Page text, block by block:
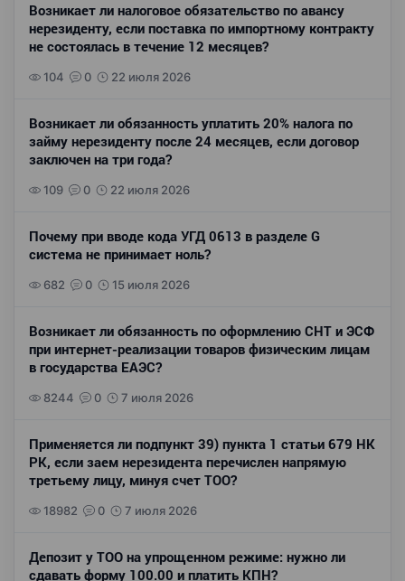
Возникает ли налоговое обязательство по авансу
нерезиденту, если поставка по импортному контракту
не состоялась в течение 12 месяцев?
104 0 22 июля 2026
Возникает ли обязанность уплатить 20% налога по
займу нерезиденту после 24 месяцев, если договор
заключен на три года?
109 0 22 июля 2026
Почему при вводе кода УГД 0613 в разделе G
система не принимает ноль?
682 0 15 июля 2026
Возникает ли обязанность по оформлению СНТ и ЭСФ
при интернет-реализации товаров физическим лицам
в государства ЕАЭС?
8244 0 7 июля 2026
Применяется ли подпункт 39) пункта 1 статьи 679 НК
РК, если заем нерезидента перечислен напрямую
третьему лицу, минуя счет ТОО?
18982 0 7 июля 2026
Депозит у ТОО на упрощенном режиме: нужно ли
сдавать форму 100.00 и платить КПН?